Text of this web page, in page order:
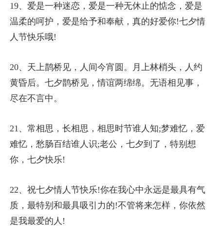
19、爱是一种迷恋，爱是一种无休止的惦念，爱是
温柔的呵护，爱是给予和奉献，真的好爱你!七夕情
人节快乐哦!
20、天上鹊桥见，人间今宵圆。月上林梢头，人约
黄昏后。七夕鹊桥见，情谊两绵绵。无语相见事，
尽在不言中。
21、常相思，长相思，相思时节谁人知;梦难忆，爱
难忆，愁肠百结谁人识;老公，七夕到了，特别想
你，七夕快乐!
22、祝七夕情人节快乐!你在我心中永远是最具有气
质，最特别和最具吸引力的!不管将来怎样，你依然
是我最爱的人!